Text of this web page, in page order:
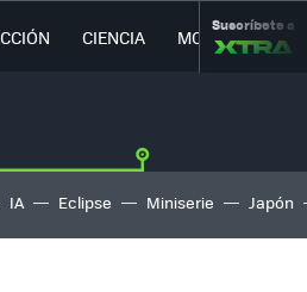
CIENCIA MOVILIDAD
Suscríbete a
IA Eclipse Miniserie Japón